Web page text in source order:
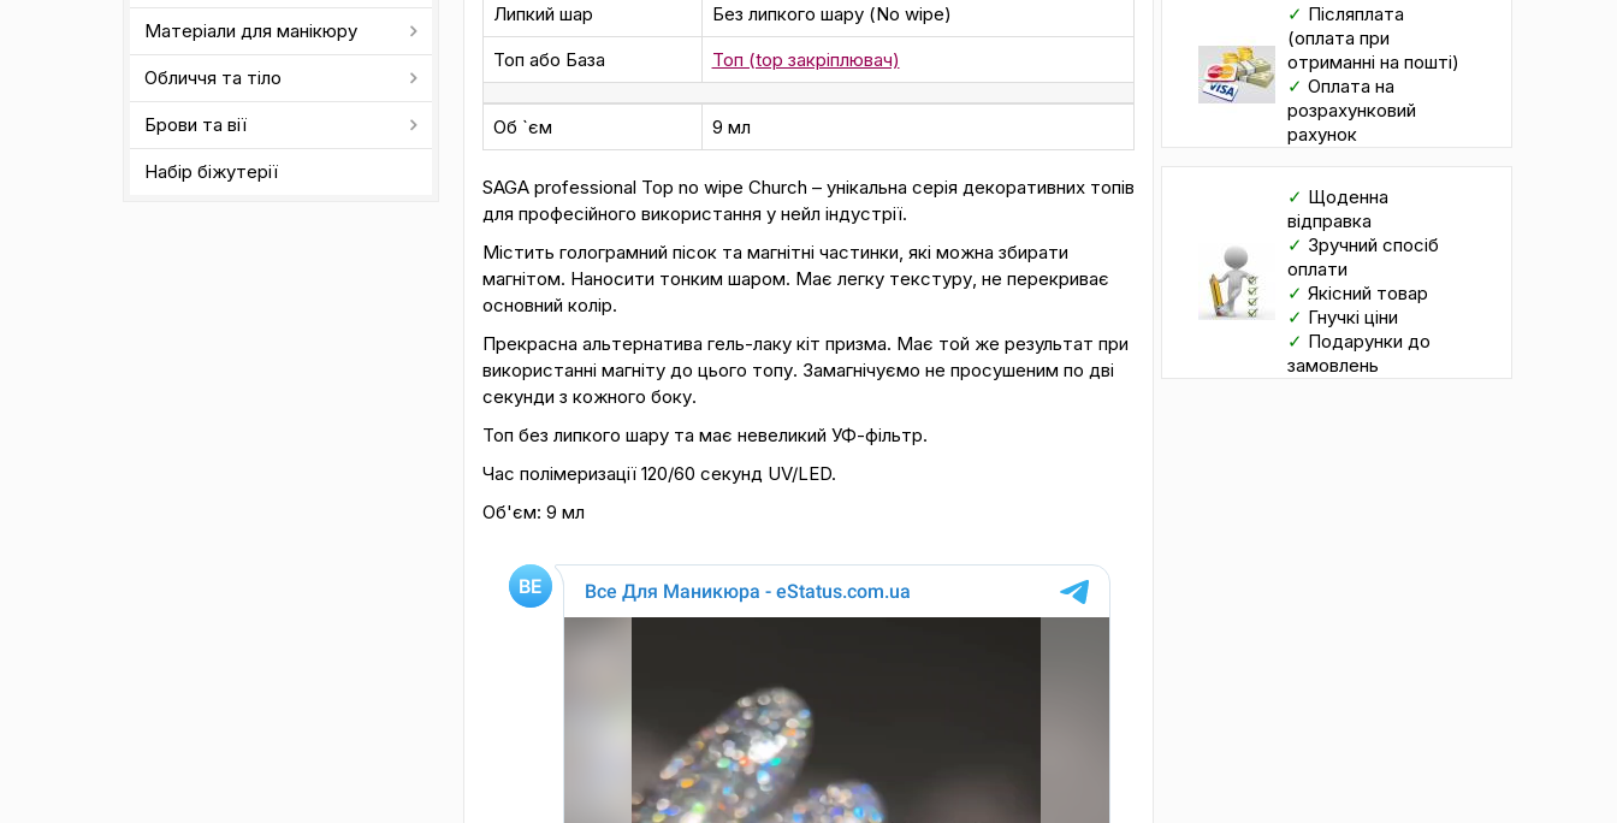
Матеріали для манікюру
Обличчя та тіло
Брови та вії
Набір біжутерії
Липкий шар
Без липкого шару (No wipe)
Топ або База
Топ (top закріплювач)
Об `єм 9 мл
SAGA professional Top no wipe Church – унікальна серія декоративних топів
для професійного використання у нейл індустрії.
Містить голограмний пісок та магнітні частинки, які можна збирати
магнітом. Наносити тонким шаром. Має легку текстуру, не перекриває
основний колір.
Прекрасна альтернатива гель-лаку кіт призма. Має той же результат при
використанні магніту до цього топу. Замагнічуємо не просушеним по дві
секунди з кожного боку.
Топ без липкого шару та має невеликий УФ-фільтр.
Час полімеризації 120/60 секунд UV/LED.
Об'єм: 9 мл
✓ Післяплата
(оплата при
отриманні на пошті)
✓ Оплата на
розрахунковий
рахунок
✓ Щоденна
відправка
✓ Зручний спосіб
оплати
✓ Якісний товар
✓ Гнучкі ціни
✓ Подарунки до
замовлень